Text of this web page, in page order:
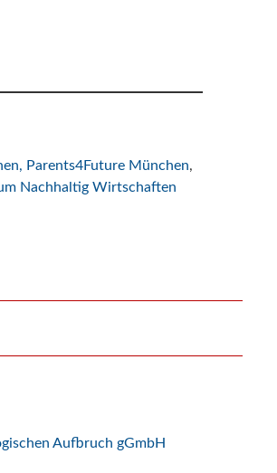
Parents4Future München,
Nachhaltig Wirtschaften
Aufbruch gGmbH